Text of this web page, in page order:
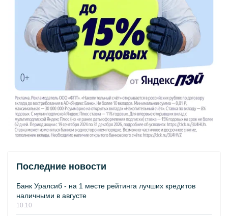
Последние новости
Банк Уралсиб - на 1 месте рейтинга лучших кредитов
наличными в августе
10:10